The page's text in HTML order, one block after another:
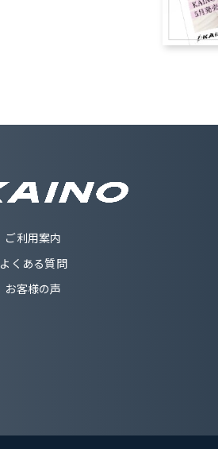
ご利用案内
よくある質問
お客様の声